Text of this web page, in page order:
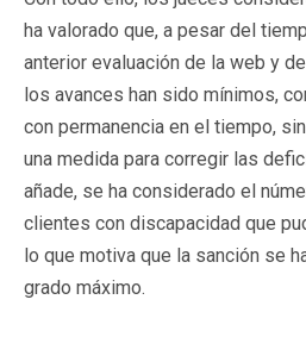
ha valorado que, a pesar del
anterior evaluación de la web y
los avances han sido mínimos,
con permanencia en el tiempo,
una medida para corregir las
añade, se ha considerado el
clientes con discapacidad que
lo que motiva que la sanción se
grado máximo.